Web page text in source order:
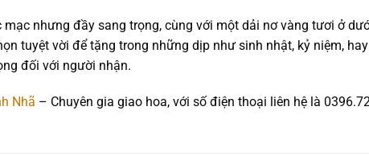
nhưng đầy sang trọng, cùng với một dải nơ vàng tươi ở
tuyệt vời để tặng trong những dịp như sinh nhật, kỷ niệm,
đối với người nhận.
Nhã – Chuyên gia giao hoa, với số điện thoại liên hệ là